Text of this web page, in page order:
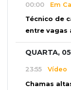
00:00 Em
Técnico de
entre vagas
QUARTA,
23:55 Vídeo
Chamas